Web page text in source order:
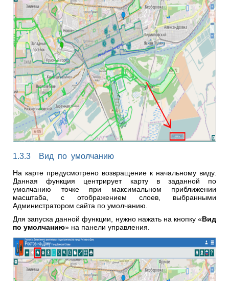
1.3.3 Вид по умолчанию
На карте предусмотрено возвращение к начальному виду.
Данная функция центрирует карту в заданной по
умолчанию точке при максимальном приближении
масштаба, с отображением слоев, выбранными
Администратором сайта по умолчанию.
Для запуска данной функции, нужно нажать на кнопку «Вид
по умолчанию» на панели управления.